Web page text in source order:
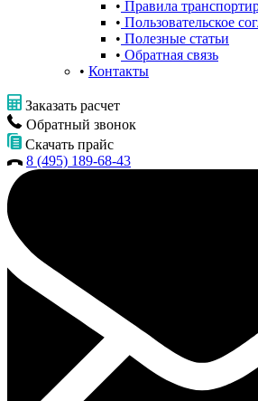
Правила
Пользовательское
Полезные статьи
Обратная связь
Контакты
Заказать расчет
Обратный звонок
Скачать прайс
8 (495) 189-68-43